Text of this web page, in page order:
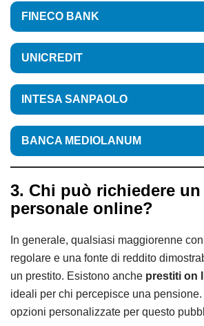
FINECO BANK
UNICREDIT
INTESA SANPAOLO
BANCA MEDIOLANUM
3. Chi può richiedere
personale online?
In generale, qualsiasi maggiorenne
regolare e una fonte di reddito
un prestito. Esistono anche prestiti on
ideali per chi percepisce una
opzioni personalizzate per questo